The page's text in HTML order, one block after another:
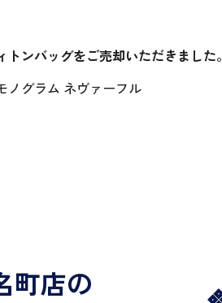
トンバッグをご売却いただきました。
ノグラム ネヴァーフル
町店の